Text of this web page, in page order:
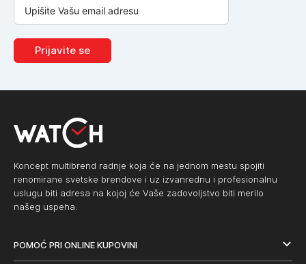
Prijavite se
Koncept multibrend radnje koja će na jednom mestu spojiti
renomirane svetske brendove i uz izvanrednu i profesionalnu
uslugu biti adresa na kojoj će Vaše zadovoljstvo biti merilo
našeg uspeha.
POMOĆ PRI ONLINE KUPOVINI